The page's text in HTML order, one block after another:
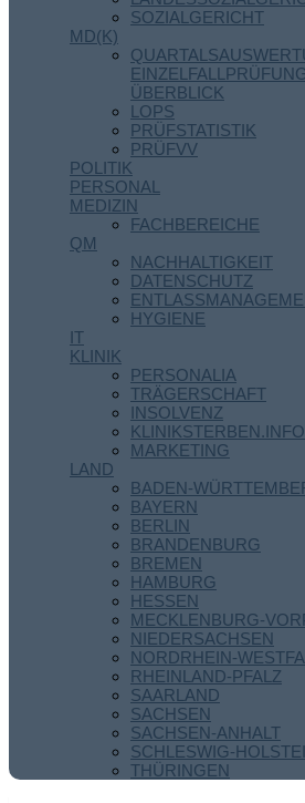
SOZIALGERICHT
MD(K)
ÜBERBLICK
LOPS
PRÜFSTATISTIK
PRÜFVV
POLITIK
PERSONAL
MEDIZIN
FACHBEREICHE
QM
NACHHALTIGKEIT
DATENSCHUTZ
HYGIENE
IT
KLINIK
PERSONALIA
TRÄGERSCHAFT
INSOLVENZ
KLINIKSTERBEN.INFO
MARKETING
LAND
BADEN-
BAYERN
BERLIN
BRANDENBURG
BREMEN
HAMBURG
HESSEN
MECKLENBURG-
NIEDERSACHSEN
NORDRHEIN-
RHEINLAND-PFALZ
SAARLAND
SACHSEN
SACHSEN-ANHALT
SCHLESWIG-
THÜRINGEN